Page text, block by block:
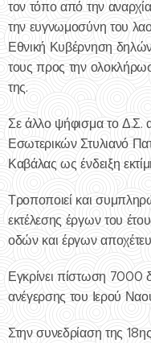
τον τόπο από την
την ευγνωμοσύνη του
Εθνική Κυβέρνηση
τους προς την
της.
Σε άλλο ψήφισμα το Δ.Σ.
Εσωτερικών Στυλιανό
Καβάλας ως ένδειξη
Τροποποιεί και
εκτέλεσης έργων του
οδών και έργων
Εγκρίνει πίστωση 7000
ανέγερσης του Ιερού
Στην συνεδρίαση της